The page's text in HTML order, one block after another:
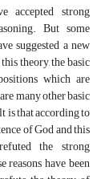
accepted strong
But some
suggested a new
theory, the basic
which are
many other basic
is that according to
of God and this
the strong
have been